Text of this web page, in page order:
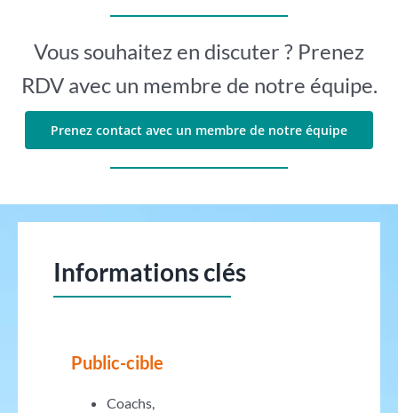
Vous souhaitez en discuter ? Prenez
RDV avec un membre de notre équipe.
Prenez contact avec un membre de notre équipe
Informations clés
Public-cible
Coachs,